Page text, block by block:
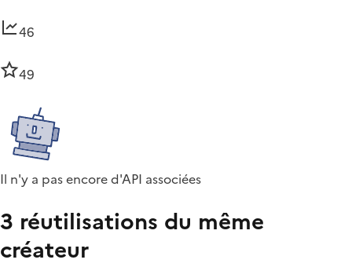
46
49
Il n'y a pas encore d'API associées
3 réutilisations du même
créateur